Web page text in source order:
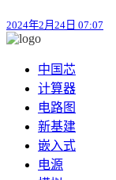
2024年2月24日 07:07
中国芯
计算器
电路图
新基建
嵌入式
电源